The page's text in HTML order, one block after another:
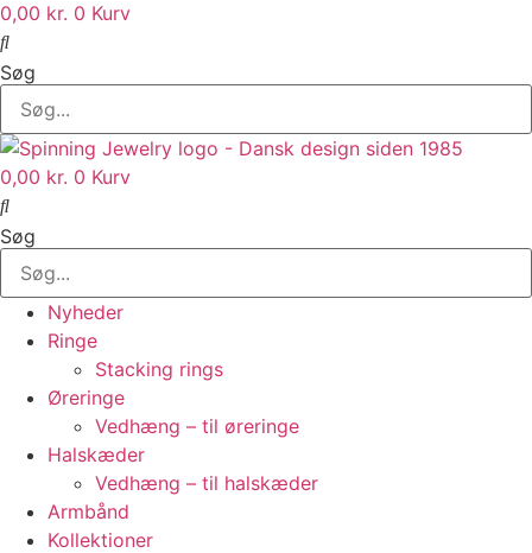
0,00 kr. 0 Kurv
Søg
0,00 kr. 0 Kurv
Søg
Nyheder
Ringe
Stacking rings
Øreringe
Vedhæng – til øreringe
Halskæder
Vedhæng – til halskæder
Armbånd
Kollektioner